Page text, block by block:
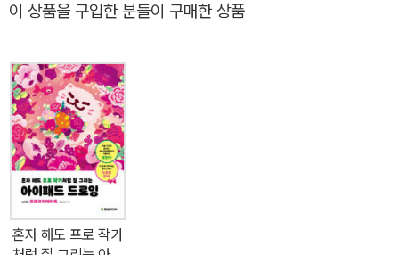
하게 아이패드 하나만 쓰는 법을 제시합니다. 비싼 구독료의 드로잉
다. 선화를 그리다가 포기한 분을 위해 선화 데이터도 공유합니다. 그
리는 순서가 궁금했던 분을 위해 전체 공정을 안내합니다. 실제로 그
려지는 과정이 궁금했던 분을 위해 작화 과정 타임랩스 영상도 보여
줍니다. 그리는 데 오랜 시간이 걸리는 분을 위해 시간 단축법도 알려
줍니다. 한 가지 채색법에 식상한 분을 위해 다양한 기법을 소개합니
다. 그리고 무엇보다 어릴 때 잊었던 그리는 즐거움을 되찾게 해 줍니
다. 용도가 애매한 아이패드가 있다면, 구입하고 방치된 프로크리에
이트가 있다면, 이 책으로 새 생명을 불어넣어 주세요. 따라 그리기를
이 상품을 구입한 분들이 구매한 상품
혼자 해도 프로 작가